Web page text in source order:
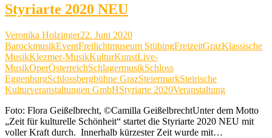
Styriarte 2020 NEU
Veronika Holzinger22. Juni 2020
BarockmusikEventFreilichtmuseum StübingFreizeitGrazKlassische
MusikKlezmer-MusikKulturKunstLive-
MusikOperÖsterreichSchlagermusikSchloss
EggenburgSchlossbergbühne GrazSteiermarkSteirische
Kulturveranstaltungen GmbHStyriarte 2020Veranstaltung
Foto: Flora Geißelbrecht, ©Camilla GeißelbrechtUnter dem Motto
„Zeit für kulturelle Schönheit“ startet die Styriarte 2020 NEU mit
voller Kraft durch. Innerhalb kürzester Zeit wurde mit…